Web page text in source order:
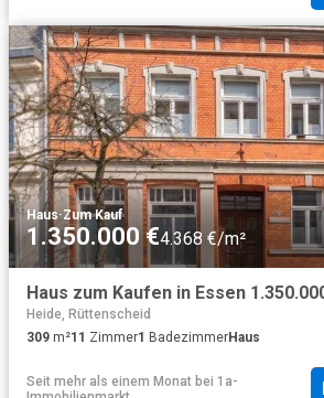
Haus·Zum Kauf
1.350.000 €4.368 €/m²
Heide, Rüttenscheid
309 m²11 Zimmer1 BadezimmerHaus
Seit mehr als einem Monat bei 1a-